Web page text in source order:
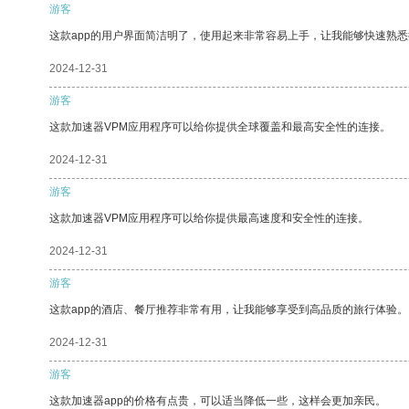
游客
这款app的用户界面简洁明了，使用起来非常容易上手，让我能够快速熟
2024-12-31
游客
这款加速器VPM应用程序可以给你提供全球覆盖和最高安全性的连接。
2024-12-31
游客
这款加速器VPM应用程序可以给你提供最高速度和安全性的连接。
2024-12-31
游客
这款app的酒店、餐厅推荐非常有用，让我能够享受到高品质的旅行体验。
2024-12-31
游客
这款加速器app的价格有点贵，可以适当降低一些，这样会更加亲民。